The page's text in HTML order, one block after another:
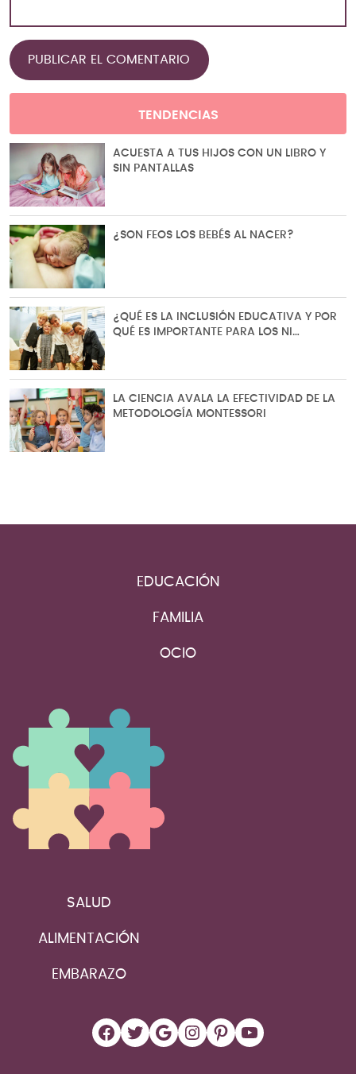
TENDENCIAS
ACUESTA A TUS HIJOS CON UN LIBRO Y
SIN PANTALLAS
¿SON FEOS LOS BEBÉS AL NACER?
¿QUÉ ES LA INCLUSIÓN EDUCATIVA Y POR
QUÉ ES IMPORTANTE PARA LOS NI…
LA CIENCIA AVALA LA EFECTIVIDAD DE LA
METODOLOGÍA MONTESSORI
EDUCACIÓN
FAMILIA
OCIO
SALUD
ALIMENTACIÓN
EMBARAZO
Facebook
Twitter
Google
Instagram
Pinterest
YouTube